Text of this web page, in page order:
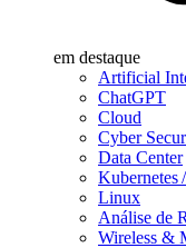
em destaque
Artificial
ChatGPT
Cloud
Cyber
Data Center
Kubernetes
Linux
Análise de
Wireless &